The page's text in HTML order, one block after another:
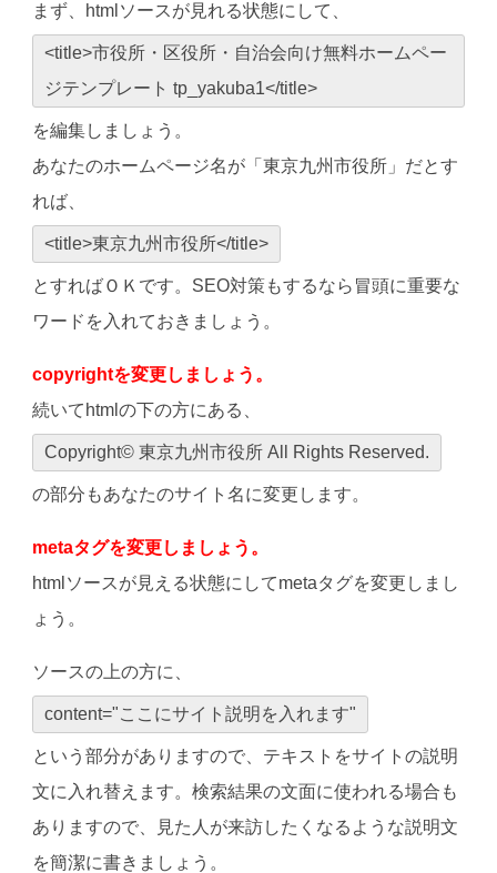
まず、htmlソースが見れる状態にして、
<title>市役所・区役所・自治会向け無料ホームペー
ジテンプレート tp_yakuba1</title>
を編集しましょう。
あなたのホームページ名が「東京九州市役所」だとす
れば、
<title>東京九州市役所</title>
とすればＯＫです。SEO対策もするなら冒頭に重要な
ワードを入れておきましょう。
copyrightを変更しましょう。
続いてhtmlの下の方にある、
Copyright© 東京九州市役所 All Rights Reserved.
の部分もあなたのサイト名に変更します。
metaタグを変更しましょう。
htmlソースが見える状態にしてmetaタグを変更しまし
ょう。
ソースの上の方に、
content="ここにサイト説明を入れます"
という部分がありますので、テキストをサイトの説明
文に入れ替えます。検索結果の文面に使われる場合も
ありますので、見た人が来訪したくなるような説明文
を簡潔に書きましょう。